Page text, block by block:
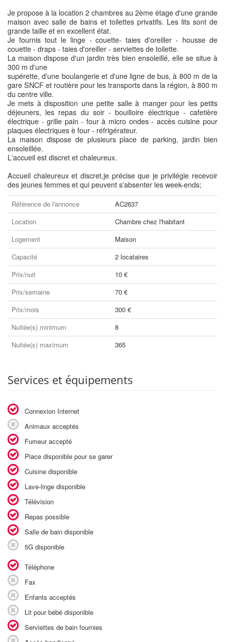
Je propose à la location 2 chambres au 2ème étage d'une grande
maison avec salle de bains et toilettes privatifs. Les lits sont de
grande taille et en excellent état.
Je fournis tout le linge - couette- taies d'oreiller - housse de
couette - draps - taies d'oreiller - serviettes de toilette.
La maison dispose d'un jardin très bien ensoleillé, elle se situe à
300 m d'une
supérette, d'une boulangerie et d'une ligne de bus, à 800 m de la
gare SNCF et routière pour les transports dans la région, à 800 m
du centre ville.
Je mets à disposition une petite salle à manger pour les petits
déjeuners, les repas du soir - bouilloire électrique - cafetière
électrique - grille pain - four à micro ondes - accès cuisine pour
plaques électriques è four - réfrigérateur.
La maison dispose de plusieurs place de parking, jardin bien
ensoleillée.
L'accueil est discret et chaleureux.
Accueil chaleureux et discret.je précise que je privilégie recevoir
des jeunes femmes et qui peuvent s'absenter les week-ends;
Référence de l'annonce
AC2637
Location
Chambre chez l'habitant
Logement
Maison
Capacité
2 locataires
Prix/nuit
10 €
Prix/semaine
70 €
Prix/mois
300 €
Nuitée(s) minimum
8
Nuitée(s) maximum
365
Services et équipements
Connexion Internet
Animaux acceptés
Fumeur accepté
Place disponible pour se garer
Cuisine disponible
Lave-linge disponible
Télévision
Repas possible
Salle de bain disponible
5G disponible
Téléphone
Fax
Enfants acceptés
Lit pour bébé disponible
Serviettes de bain fournies